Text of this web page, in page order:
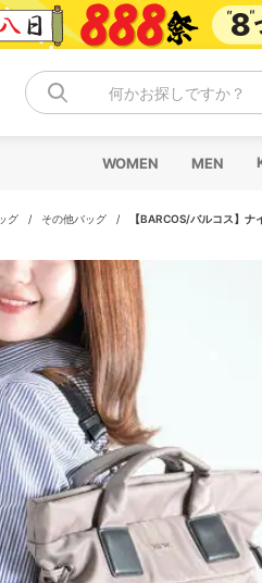
何かお探しですか？
WOMEN MEN
グ / その他バッグ / 【BARCOS/バルコス】